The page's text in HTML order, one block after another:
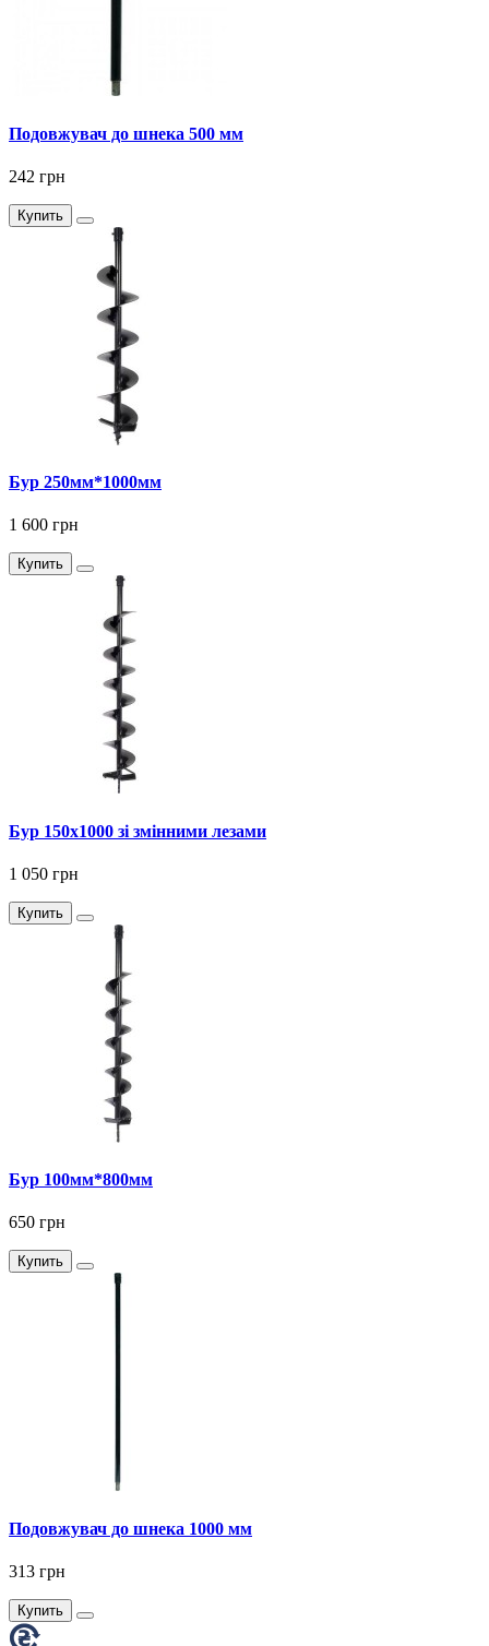
Подовжувач до шнека 500 мм
242 грн
Купить
Бур 250мм*1000мм
1 600 грн
Купить
Бур 150x1000 зі змінними лезами
1 050 грн
Купить
Бур 100мм*800мм
650 грн
Купить
Подовжувач до шнека 1000 мм
313 грн
Купить